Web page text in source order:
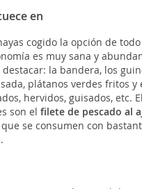
en
cogido la opción de
es muy sana y
la bandera, los
plátanos verdes fritos y
hervidos, guisados, etc.
son el filete de pescado al
se consumen con